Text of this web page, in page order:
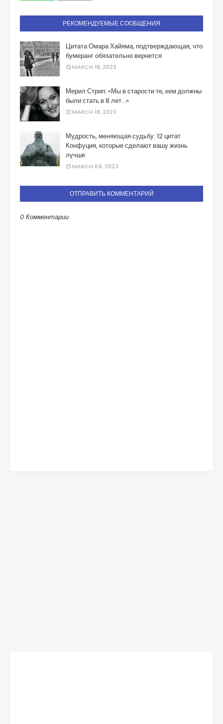
РЕКОМЕНДУЕМЫЕ СООБЩЕНИЯ
Цитата Омара Хайяма, подтверждающая, что
бумеранг обязательно вернется
MARCH 18, 2023
Мерил Стрип: «Мы в старости те, кем должны
были стать в 8 лет…»
MARCH 18, 2023
Мудрость, меняющая судьбу: 12 цитат
Конфуция, которые сделают вашу жизнь
лучше
MARCH 04, 2023
ОТПРАВИТЬ КОММЕНТАРИЙ
0 Комментарии